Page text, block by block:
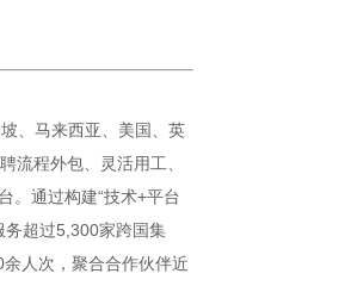
、马来西亚、美国、英
流程外包、灵活用工、
。通过构建“技术+平台
务超过5,300家跨国集
人次，聚合合作伙伴近